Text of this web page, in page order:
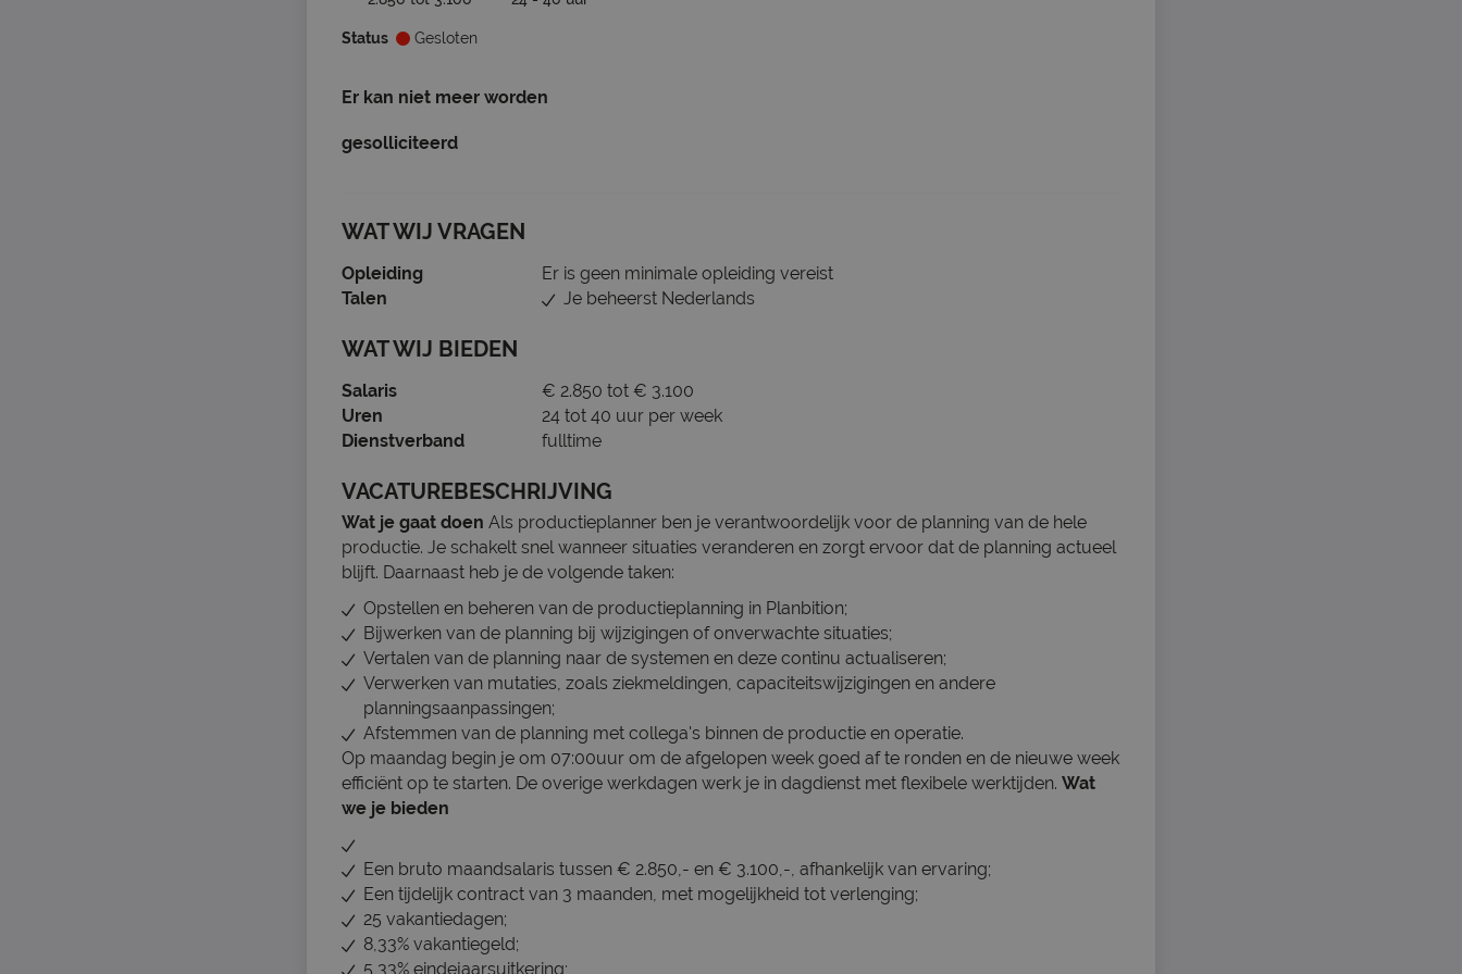
Status Gesloten
Er kan niet meer worden
gesolliciteerd
WAT WIJ VRAGEN
Opleiding
Er is geen minimale opleiding vereist
Talen
Je beheerst Nederlands
WAT WIJ BIEDEN
Salaris
€ 2.850 tot € 3.100
Uren
24 tot 40 uur per week
Dienstverband
fulltime
VACATUREBESCHRIJVING
Wat je gaat doen Als productieplanner ben je verantwoordelijk voor de planning van de hele
productie. Je schakelt snel wanneer situaties veranderen en zorgt ervoor dat de planning actueel
blijft. Daarnaast heb je de volgende taken:
Opstellen en beheren van de productieplanning in Planbition;
Bijwerken van de planning bij wijzigingen of onverwachte situaties;
Vertalen van de planning naar de systemen en deze continu actualiseren;
Verwerken van mutaties, zoals ziekmeldingen, capaciteitswijzigingen en andere
planningsaanpassingen;
Afstemmen van de planning met collega's binnen de productie en operatie.
Op maandag begin je om 07:00uur om de afgelopen week goed af te ronden en de nieuwe week
efficiënt op te starten. De overige werkdagen werk je in dagdienst met flexibele werktijden. Wat
we je bieden
Een bruto maandsalaris tussen € 2.850,- en € 3.100,-, afhankelijk van ervaring;
Een tijdelijk contract van 3 maanden, met mogelijkheid tot verlenging;
25 vakantiedagen;
8,33% vakantiegeld;
5,33% eindejaarsuitkering;